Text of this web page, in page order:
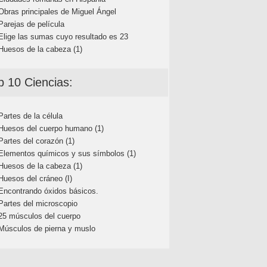
principales de Miguel Ángel
de película
las sumas cuyo resultado es 23
de la cabeza (1)
10 Ciencias:
de la célula
del cuerpo humano (1)
del corazón (1)
químicos y sus símbolos (1)
de la cabeza (1)
del cráneo (I)
óxidos básicos.
del microscopio
músculos del cuerpo
de pierna y muslo